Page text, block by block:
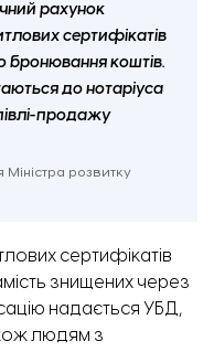
рахунок
сертифікатів
бронювання коштів.
до нотаріуса
продажу
Міністра розвитку
сертифікатів
знищених через
надається УБД,
людям з